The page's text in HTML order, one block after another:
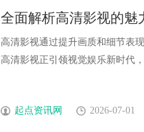
全面解析高清影视的魅
高清影视通过提升画质和细节表
高清影视正引领视觉娱乐新时代
起点资讯网 2026-07-01